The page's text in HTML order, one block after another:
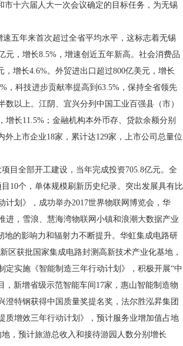
市十六届人大一次会议确定的目标任务，为无锡
五年来首次超过全省平均水平，这标志着无锡
，增长8.5%，增速创近五年新高。社会消费品
增长4.6%。外贸进出口超过800亿美元，增长
，科技进步贡献率提高到63.5%，保持全省领先
以上。江阴、宜兴分列中国工业百强县（市）
长11.5%；金融机构本外币存、贷款余额分别
外上市企业18家，累计达129家，上市公司总量位
目全部开工建设，当年完成投资705.8亿元。全
10个，单体规模刷新历史纪录。突出发展具有比
划》，成功举办2017世界物联网博览会，华
进，雪浪、慧海湾物联网小镇和浪潮大数据产业
地的影响力和辐射力不断提升。华虹集成电路研
区获批国家集成电路封测高新技术产业化基地，
实施《智能制造三年行动计划》，积极开展“中
，新增省级示范智能车间17家，惠山智能制造物
特钢获得中国质量奖提名奖，法尔胜泓昇集团
质增效三年行动计划》，预计服务业增加值占地
，预计旅游总收入和接待游园人数分别增长